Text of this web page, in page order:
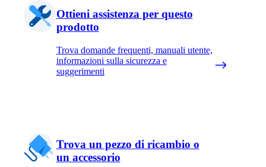
Ottieni assistenza per questo
prodotto
Trova domande frequenti, manuali utente,
informazioni sulla sicurezza e
suggerimenti
Trova un pezzo di ricambio o
un accessorio